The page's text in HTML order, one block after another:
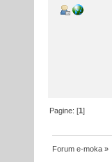
Pagine: [1]
Forum e-moka »